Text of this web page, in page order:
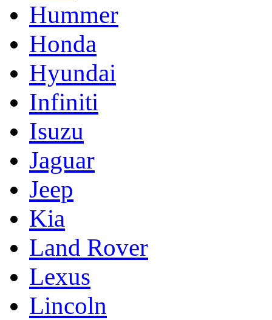
Hummer
Honda
Hyundai
Infiniti
Isuzu
Jaguar
Jeep
Kia
Land Rover
Lexus
Lincoln